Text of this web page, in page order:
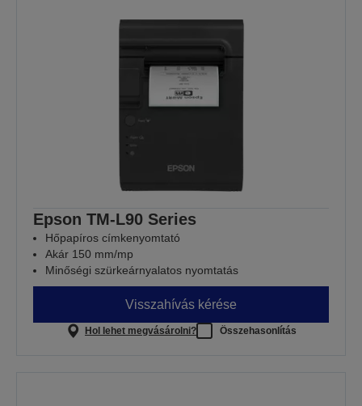
Epson TM-L90 Series
Hőpapíros címkenyomtató
Akár 150 mm/mp
Minőségi szürkeárnyalatos nyomtatás
Visszahívás kérése
Hol lehet megvásárolni? Összehasonlítás